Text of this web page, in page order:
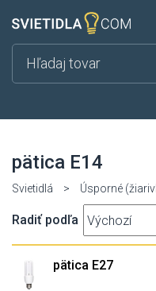
pätica E14
Svietidlá > Úsporné
Radiť podľa
pätica E27